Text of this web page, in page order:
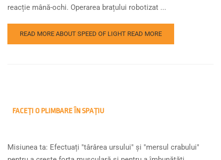
reacție mână-ochi. Operarea brațului robotizat ...
READ MORE ABOUT SPEED OF LIGHT READ MORE
FACEȚI O PLIMBARE ÎN SPAȚIU
Misiunea ta: Efectuați "târârea ursului" și "mersul crabului"